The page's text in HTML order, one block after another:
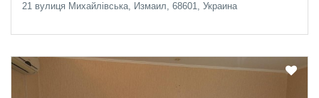
21 вулиця Михайлівська, Измаил, 68601, Украина